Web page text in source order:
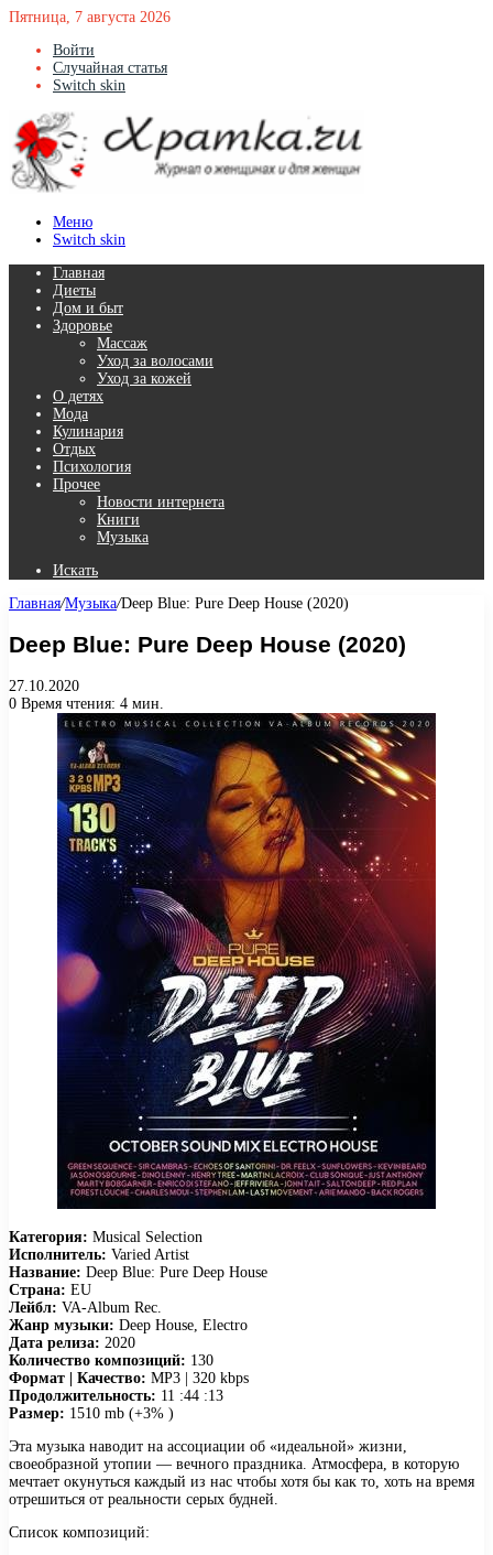
Пятница, 7 августа 2026
Войти
Случайная статья
Switch skin
Меню
Switch skin
Главная
Диеты
Дом и быт
Здоровье
Массаж
Уход за волосами
Уход за кожей
О детях
Мода
Кулинария
Отдых
Психология
Прочее
Новости интернета
Книги
Музыка
Искать
Главная/Музыка/Deep Blue: Pure Deep House (2020)
Deep Blue: Pure Deep House (2020)
27.10.2020
0 Время чтения: 4 мин.
Категория: Musical Selection
Исполнитель: Varied Artist
Название: Deep Blue: Pure Deep House
Страна: EU
Лейбл: VA-Album Rec.
Жанр музыки: Deep House, Electro
Дата релиза: 2020
Количество композиций: 130
Формат | Качество: MP3 | 320 kbps
Продолжительность: 11 :44 :13
Размер: 1510 mb (+3% )
Эта музыка наводит на ассоциации об «идеальной» жизни,
своеобразной утопии — вечного праздника. Атмосфера, в которую
мечтает окунуться каждый из нас чтобы хотя бы как то, хоть на время
отрешиться от реальности серых будней.
Список композиций: